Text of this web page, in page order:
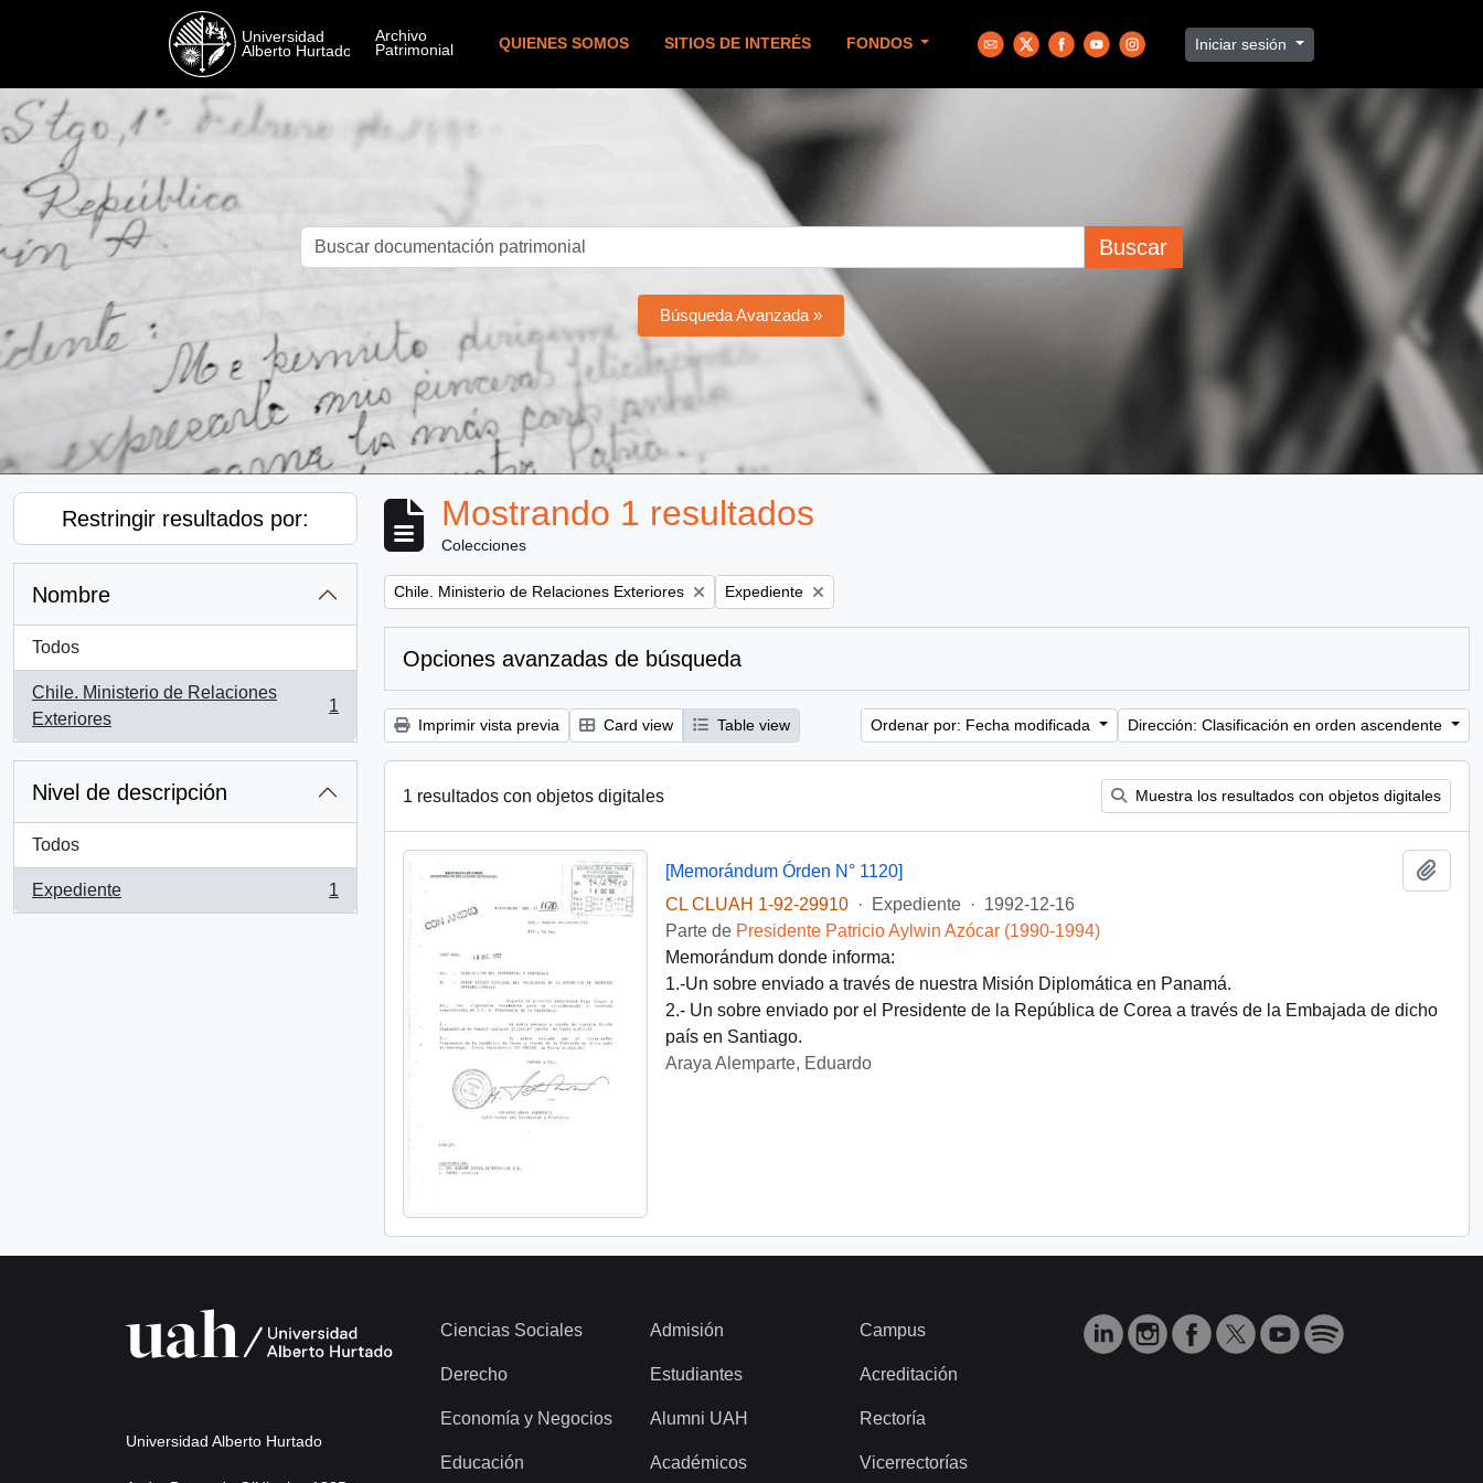
QUIENES SOMOS SITIOS DE INTERÉS FONDOS Iniciar sesión
Buscar
Búsqueda Avanzada »
Restringir resultados por:
Nombre
Todos
Chile. Ministerio de Relaciones
Exteriores
, 1 resultados
1
Nivel de descripción
Todos
Expediente
, 1 resultados
1
Mostrando 1 resultados
Colecciones
Remove filter:
Chile. Ministerio de Relaciones Exteriores Remove filter:
Expediente
Opciones avanzadas de búsqueda
Imprimir vista previa Card view Table view Ordenar por: Fecha modificada Dirección: Clasificación en orden ascendente
1 resultados con objetos digitales Muestra los resultados con objetos digitales
[Memorándum Órden N° 1120]
CL CLUAH 1-92-29910
· Expediente · 1992-12-16
Parte de Presidente Patricio Aylwin Azócar (1990-1994)
Memorándum donde informa:
1.-Un sobre enviado a través de nuestra Misión Diplomática en Panamá.
2.- Un sobre enviado por el Presidente de la República de Corea a través de la Embajada de dicho
país en Santiago.
Araya Alemparte, Eduardo
Universidad Alberto Hurtado
Ciencias Sociales
Derecho
Economía y Negocios
Educación
Admisión
Estudiantes
Alumni UAH
Académicos
Campus
Acreditación
Rectoría
Vicerrectorías